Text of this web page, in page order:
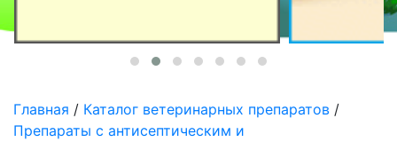
Главная / Каталог ветеринарных препаратов /
Препараты с антисептическим и